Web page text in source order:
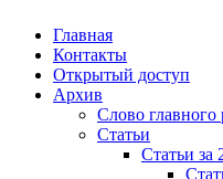
Главная
Контакты
Открытый доступ
Архив
Слово главного
Статьи
Статьи за